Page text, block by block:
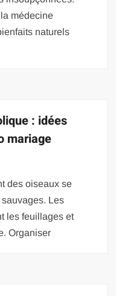
médecine
naturels
: idées
mariage
des oiseaux se
Les
les feuillages et
Organiser